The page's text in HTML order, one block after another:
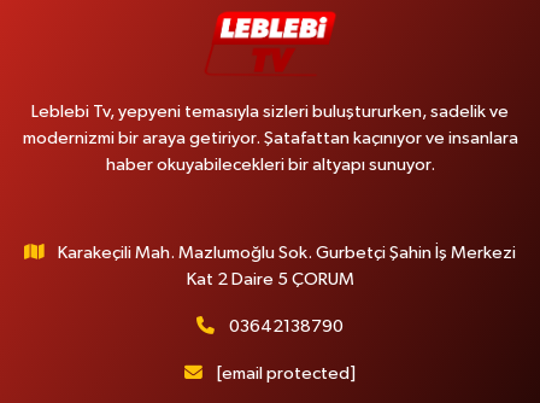
Leblebi Tv, yepyeni temasıyla sizleri buluştururken, sadelik ve
modernizmi bir araya getiriyor. Şatafattan kaçınıyor ve insanlara
haber okuyabilecekleri bir altyapı sunuyor.
Karakeçili Mah. Mazlumoğlu Sok. Gurbetçi Şahin İş Merkezi
Kat 2 Daire 5 ÇORUM
03642138790
[email protected]